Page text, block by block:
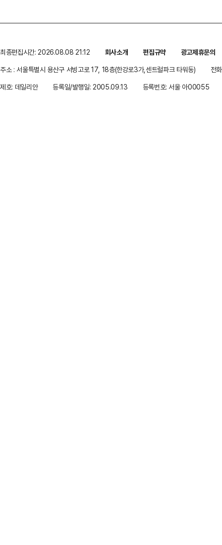
최종편집시간: 2026.08.08 21:12 회사소개 편집규약
광고제휴문의
주소 : 서울특별시 용산구 서빙고로 17, 18층(한강로3가,센트럴파크 타워동)
전
제호: 데일리안
등록일/발행일: 2005.09.13 등록번호: 서울 아00055